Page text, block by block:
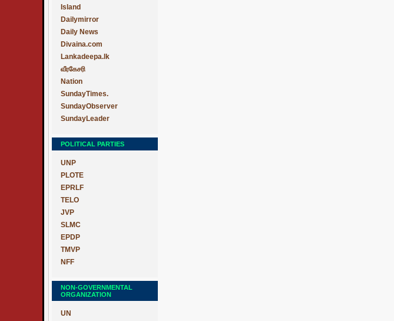
Island
Dailymirror
Daily News
Divaina.com
Lankadeepa.lk
வீரகேசரி
Nation
SundayTimes.
SundayObserver
SundayLeader
POLITICAL PARTIES
UNP
PLOTE
EPRLF
TELO
JVP
SLMC
EPDP
TMVP
NFF
NON-GOVERNMENTAL
ORGANIZATION
UN